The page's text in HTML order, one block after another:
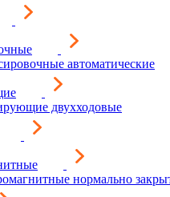
автоматические
двухходовые
нормально